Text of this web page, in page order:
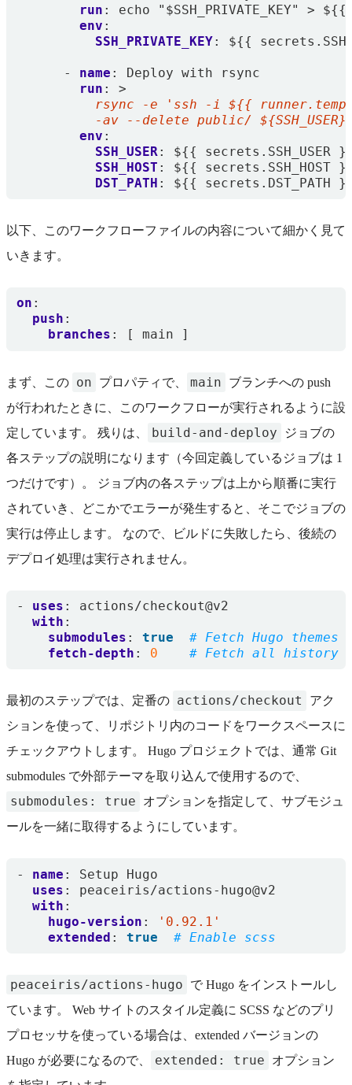
run :
echo "$SSH_PRIVATE_KEY"
env :
SSH_PRIVATE_KEY: ${{
- name :
Deploy with rsync
run : >
-av --delete public/
env :
SSH_USER :
${{ secrets.SSH_USER
SSH_HOST :
${{ secrets.SSH_HOST
DST_PATH : ${{ secrets.DST_PATH
以下、このワークフローファイルの内容について細かく見て
いきます。
on :
push :
branches : [ main ]
まず、この on プロパティで、 main
ブランチへの push
が行われたときに、このワークフローが実行されるように設
定しています。 残りは、
build-and-deploy
ジョブの
各ステップの説明になります（今回定義しているジョブは 1
つだけです）。 ジョブ内の各ステップは上から順番に実行
されていき、どこかでエラーが発生すると、そこでジョブの
実行は停止します。 なので、ビルドに失敗したら、後続の
デプロイ処理は実行されません。
- uses :
actions/checkout@v2
with :
submodules : true
# Fetch Hugo
fetch-depth : 0 # Fetch all history
最初のステップでは、定番の actions/checkout
アク
ションを使って、リポジトリ内のコードをワークスペースに
チェックアウトします。 Hugo プロジェクトでは、通常 Git
submodules で外部テーマを取り込んで使用するので、
submodules: true
オプションを指定して、サブモジュ
ールを一緒に取得するようにしています。
- name :
Setup Hugo
uses :
peaceiris/actions-hugo@v2
with :
hugo-version :
'0.92.1'
extended : true # Enable scss
peaceiris/actions-hugo
で Hugo をインストールし
ています。 Web サイトのスタイル定義に SCSS などのプリ
プロセッサを使っている場合は、extended バージョンの
Hugo が必要になるので、
extended: true
オプション